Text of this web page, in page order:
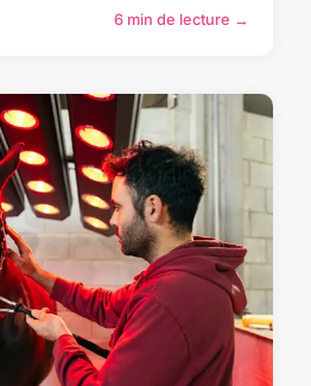
6 min de lecture →